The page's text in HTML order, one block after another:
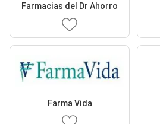
Farmacias del Dr Ahorro
Farma Vida